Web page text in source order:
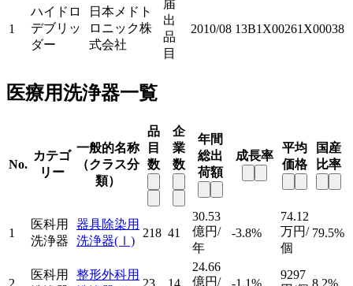
1
ハイドロ
デブリッ
ダー
日本メドト
ロニック株
式会社
届
出
品
目
2010/08 13B1X00261X00038
医療用洗浄器一覧
No.
カテゴ
リー
一般的名称
（クラス分
類）
品
目
数
企
業
数
年間
総出
荷額
成長率
平均
価格
国産
比率
1
医科用
洗浄器
器具除染用
洗浄器(Ⅰ)
218 41
30.53
億円/
年
-3.8%
74.12
万円/
個
79.5%
医科用
整形外科用
24.66
億円/
9297